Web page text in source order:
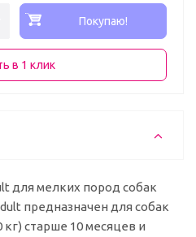
Покупаю!
в 1 клик
для мелких пород собак
предназначен для собак
старше 10 месяцев и